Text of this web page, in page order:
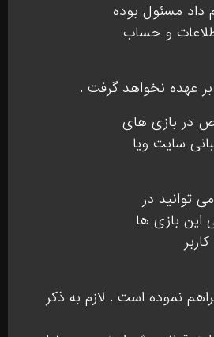
داد مسئول بوده
و حساب
عهده نخواهد گرفت .
در بازی های
سایت ویا
توانید در
این بازی ها
نموده است . لازم به ذکر